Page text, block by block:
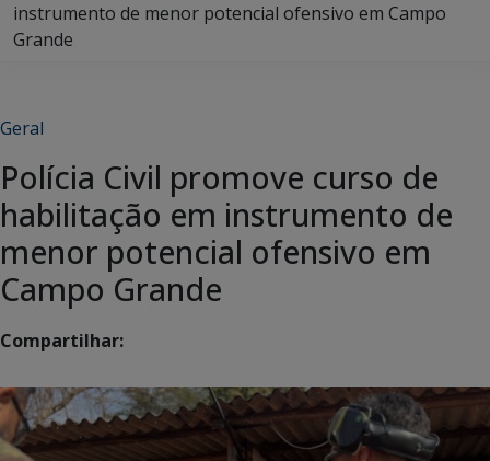
instrumento de menor potencial ofensivo em Campo
Grande
Geral
Polícia Civil promove curso de
habilitação em instrumento de
menor potencial ofensivo em
Campo Grande
Compartilhar: